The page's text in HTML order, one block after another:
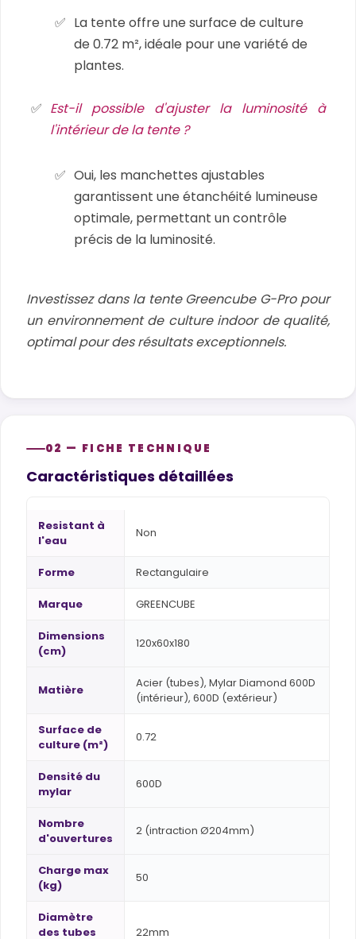
La tente offre une surface de culture
de 0.72 m², idéale pour une variété de
plantes.
Est-il possible d'ajuster la luminosité à
l'intérieur de la tente ?
Oui, les manchettes ajustables
garantissent une étanchéité lumineuse
optimale, permettant un contrôle
précis de la luminosité.
Investissez dans la tente Greencube G-Pro pour
un environnement de culture indoor de qualité,
optimal pour des résultats exceptionnels.
02 — FICHE TECHNIQUE
Caractéristiques détaillées
Resistant à
l'eau
Non
Forme Rectangulaire
Marque GREENCUBE
Dimensions
(cm)
120x60x180
Matière
Acier (tubes), Mylar Diamond 600D
(intérieur), 600D (extérieur)
Surface de
culture (m²)
0.72
Densité du
mylar
600D
Nombre
d'ouvertures
2 (intraction Ø204mm)
Charge max
(kg)
50
Diamètre
des tubes
22mm